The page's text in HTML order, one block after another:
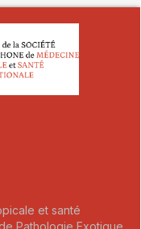
et santé
Pathologie Exotique